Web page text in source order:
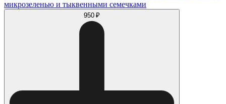
микрозеленью и тыквенными семечками
950 ₽